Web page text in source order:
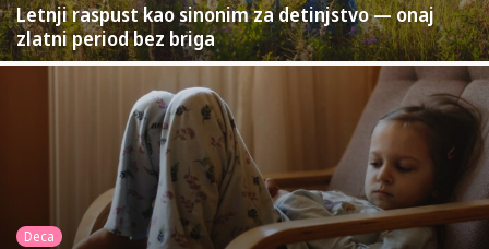
Letnji raspust kao sinonim za detinjstvo — onaj
zlatni period bez briga
Deca